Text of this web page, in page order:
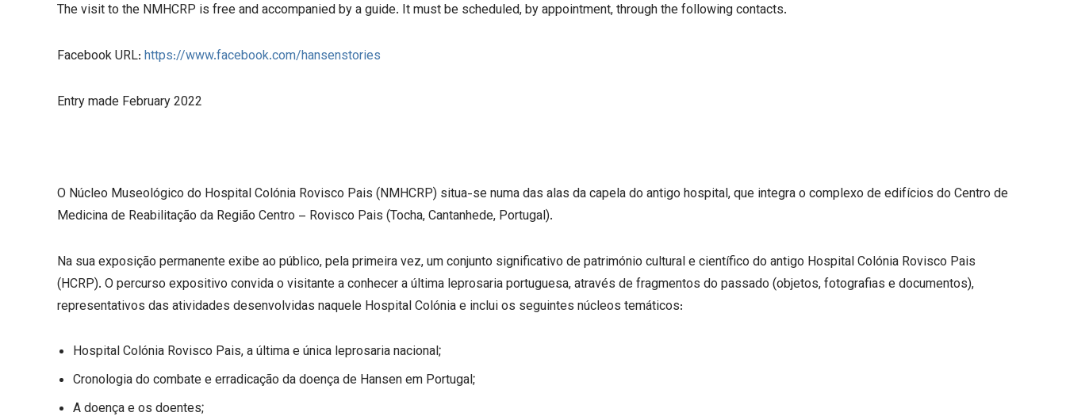
The visit to the NMHCRP is free and accompanied by a guide. It must be scheduled, by appointment, through the following contacts.
Facebook URL: https://www.facebook.com/hansenstories
Entry made February 2022
O Núcleo Museológico do Hospital Colónia Rovisco Pais (NMHCRP) situa-se numa das alas da capela do antigo hospital, que integra o complexo de edifícios do Centro de
Medicina de Reabilitação da Região Centro – Rovisco Pais (Tocha, Cantanhede, Portugal).
Na sua exposição permanente exibe ao público, pela primeira vez, um conjunto significativo de património cultural e científico do antigo Hospital Colónia Rovisco Pais
(HCRP). O percurso expositivo convida o visitante a conhecer a última leprosaria portuguesa, através de fragmentos do passado (objetos, fotografias e documentos),
representativos das atividades desenvolvidas naquele Hospital Colónia e inclui os seguintes núcleos temáticos:
Hospital Colónia Rovisco Pais, a última e única leprosaria nacional;
Cronologia do combate e erradicação da doença de Hansen em Portugal;
A doença e os doentes;